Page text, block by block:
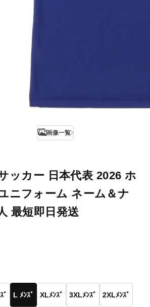
画像一覧
ッカー 日本代表 2026 ホ
ニフォーム ネーム＆ナ
最短即日発送
ﾞ L ﾒﾝｽﾞ XLﾒﾝｽﾞ 3XLﾒﾝｽﾞ 2XLﾒﾝｽﾞ